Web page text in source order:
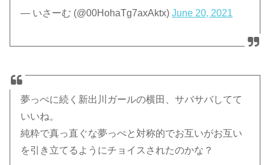
— いさーむ (@00HohaTg7axAktx)June 20, 2021
夢っぺに続く新出川ガールの横田、サバサバしてて
いいね。
純粋で真っ直ぐな夢っぺと対称的でお互いがお互い
を引き立てるようにチョイスされたのかな？